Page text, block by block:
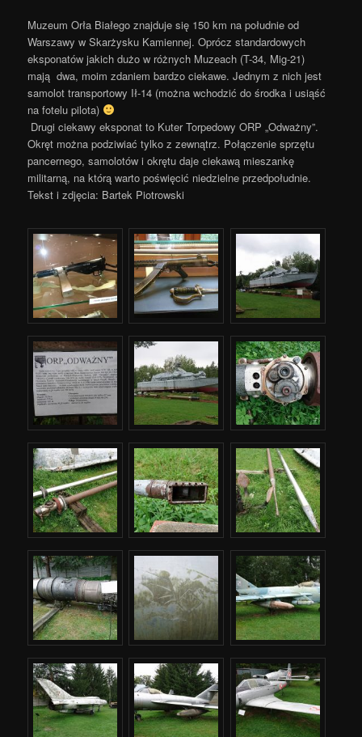
Muzeum Orła Białego znajduje się 150 km na południe od
Warszawy w Skarżysku Kamiennej.Oprócz standardowych
eksponatów jakich dużo w różnych Muzeach (T-34, Mig-21)
mają dwa, moim zdaniem bardzo ciekawe. Jednym z nich jest
samolot transportowy Ił-14 (można wchodzić do środka i usiąść
na fotelu pilota)
Drugi ciekawy eksponat to Kuter Torpedowy ORP „Odważny”.
Okręt można podziwiać tylko z zewnątrz. Połączenie sprzętu
pancernego, samolotów i okrętu daje ciekawą mieszankę
militarną, na którą warto poświęcić niedzielne przedpołudnie.
Tekst i zdjęcia: Bartek Piotrowski